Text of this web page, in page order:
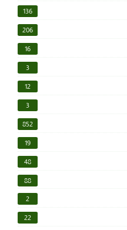
136
206
16
3
12
3
852
19
48
88
2
22